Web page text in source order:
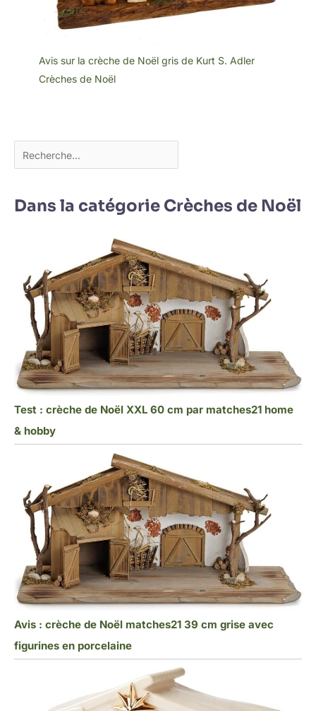
Avis sur la crèche de Noël gris de Kurt S. Adler
Crèches de Noël
Dans la catégorie Crèches de Noël
Test : crèche de Noël XXL 60 cm par matches21 home
& hobby
Avis : crèche de Noël matches21 39 cm grise avec
figurines en porcelaine